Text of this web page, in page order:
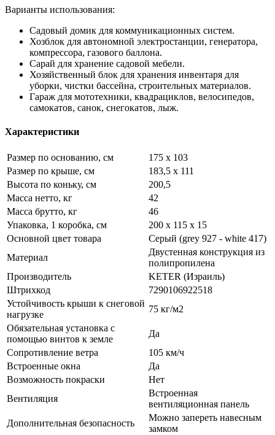
Варианты использования:
Садовый домик для коммуникационных систем.
Хозблок для автономной электростанции, генератора,
компрессора, газового баллона.
Сарай для хранение садовой мебели.
Хозяйственный блок для хранения инвентаря для
уборки, чистки бассейна, строительных материалов.
Гараж для мототехники, квадрациклов, велосипедов,
самокатов, санок, снегокатов, лыж.
Характеристики
Размер по основанию, см
175 x 103
Размер по крыше, см
183,5 х 111
Высота по коньку, см
200,5
Масса нетто, кг
42
Масса брутто, кг
46
Упаковка, 1 коробка, см
200 х 115 х 15
Основной цвет товара
Серый (grey 927 - white 417)
Материал
Двустенная конструкция из
полипропилена
Производитель
KETER (Израиль)
Штрихкод
7290106922518
Устойчивость крыши к снеговой
нагрузке
75 кг/м2
Обязательная установка с
помощью винтов к земле
Да
Сопротивление ветра
105 км/ч
Встроенные окна
Да
Возможность покраски
Нет
Вентиляция
Встроенная
вентиляционная панель
Дополнительная безопасность
Можно запереть навесным
замком